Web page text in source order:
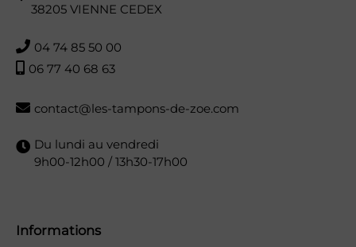
38205 VIENNE CEDEX
04 74 85 50 00
06 77 40 68 63
contact@les-tampons-de-zoe.com
Du lundi au vendredi
9h00-12h00 / 13h30-17h00
Informations